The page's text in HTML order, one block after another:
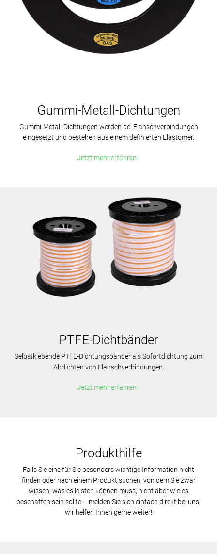
Gummi-Metall-Dichtungen
Gummi-Metall-Dichtungen werden bei Flanschverbindungen
eingesetzt und bestehen aus einem definierten Elastomer.
Jetzt mehr erfahren
PTFE-Dichtbänder
Selbstklebende PTFE-Dichtungsbänder als Sofortdichtung zum
Abdichten von Flanschverbindungen.
Jetzt mehr erfahren
Produkthilfe
Falls Sie eine für Sie besonders wichtige Information nicht
finden oder nach einem Produkt suchen, von dem Sie zwar
wissen, was es leisten können muss, nicht aber wie es
beschaffen sein sollte – melden Sie sich einfach direkt bei uns,
wir helfen Ihnen gerne weiter!